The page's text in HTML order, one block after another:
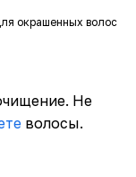
окрашенных волос
Не
волосы.